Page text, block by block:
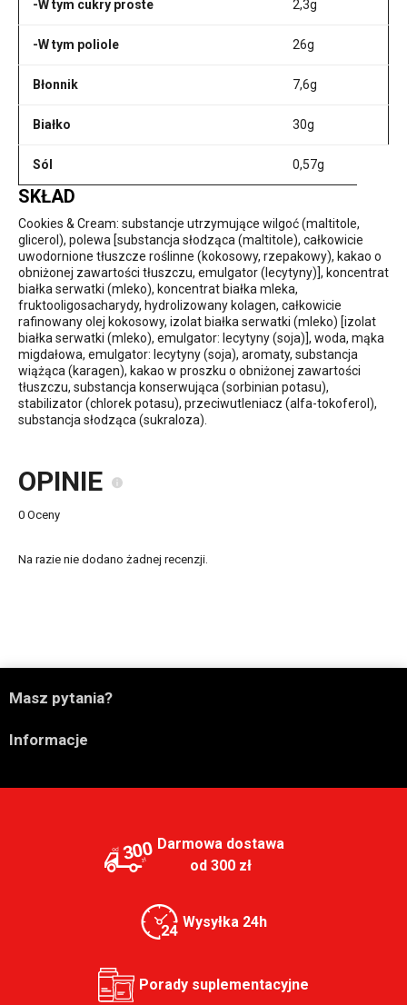
-W tym cukry proste 2,3g
-W tym poliole 26g
Błonnik 7,6g
Białko 30g
Sól 0,57g
SKŁAD
Cookies & Cream: substancje utrzymujące wilgoć (maltitole,
glicerol), polewa [substancja słodząca (maltitole), całkowicie
uwodornione tłuszcze roślinne (kokosowy, rzepakowy), kakao o
obniżonej zawartości tłuszczu, emulgator (lecytyny)], koncentrat
białka serwatki (mleko), koncentrat białka mleka,
fruktooligosacharydy, hydrolizowany kolagen, całkowicie
rafinowany olej kokosowy, izolat białka serwatki (mleko) [izolat
białka serwatki (mleko), emulgator: lecytyny (soja)], woda, mąka
migdałowa, emulgator: lecytyny (soja), aromaty, substancja
wiążąca (karagen), kakao w proszku o obniżonej zawartości
tłuszczu, substancja konserwująca (sorbinian potasu),
stabilizator (chlorek potasu), przeciwutleniacz (alfa-tokoferol),
substancja słodząca (sukraloza).
OPINIE
0 Oceny
Na razie nie dodano żadnej recenzji.
Masz pytania?
Informacje
300 Darmowa dostawa
od 300 zł
Wysyłka 24h
Porady suplementacyjne